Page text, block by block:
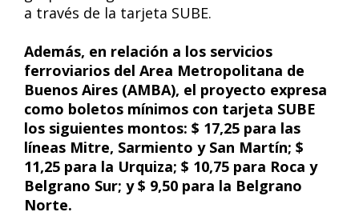
a través de la tarjeta SUBE.
Además, en relación a los servicios
ferroviarios del Area Metropolitana de
Buenos Aires (AMBA), el proyecto expresa
como boletos mínimos con tarjeta SUBE
los siguientes montos: $ 17,25 para las
líneas Mitre, Sarmiento y San Martín; $
11,25 para la Urquiza; $ 10,75 para Roca y
Belgrano Sur; y $ 9,50 para la Belgrano
Norte.